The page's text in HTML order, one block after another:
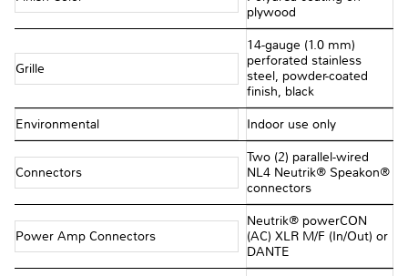
plywood
Grille
14-gauge (1.0 mm)
perforated stainless
steel, powder-coated
finish, black
Environmental Indoor use only
Connectors
Two (2) parallel-wired
NL4 Neutrik® Speakon®
connectors
Power Amp Connectors
Neutrik® powerCON
(AC) XLR M/F (In/Out) or
DANTE